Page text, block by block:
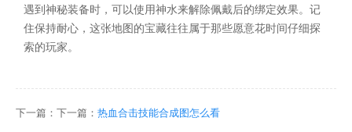
遇到神秘装备时，可以使用神水来解除佩戴后的绑定效果。记
住保持耐心，这张地图的宝藏往往属于那些愿意花时间仔细探
索的玩家。
下一篇：下一篇： 热血合击技能合成图怎么看